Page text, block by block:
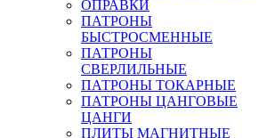
ОПРАВКИ
ПАТРОНЫ
БЫСТРОСМЕННЫЕ
ПАТРОНЫ
СВЕРЛИЛЬНЫЕ
ПАТРОНЫ ТОКАРНЫЕ
ПАТРОНЫ ЦАНГОВЫЕ
ЦАНГИ
ПЛИТЫ МАГНИТНЫЕ